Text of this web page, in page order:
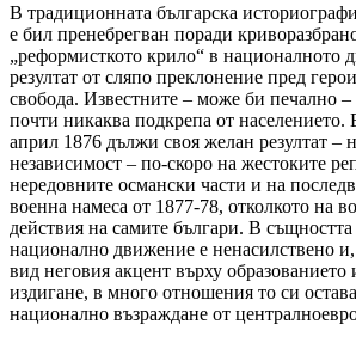
В традиционната българска
е бил пренебрегван поради
„реформисткото крило“ в националното
резултат от сляпо преклонение пред
свобода. Известните – може би печално –
почти никаква подкрепа от
април 1876 дължи своя желан резултат –
независимост – по-скоро на жестоките
нередовните османски части и на
военна намеса от 1877-78, отколкото на
действия на самите българи. В същността
национално движение е ненасилствено
вид неговия акцент върху образованието
издигане, в много отношения то си
национално възраждане от